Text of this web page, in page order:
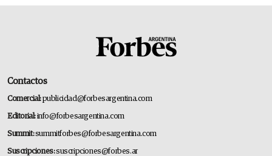
Contactos
Comercial:publicidad@forbesargentina.com
Editorial:info@forbesargentina.com
Summit:summitforbes@forbesargentina.com
Suscripciones:suscripciones@forbes.ar